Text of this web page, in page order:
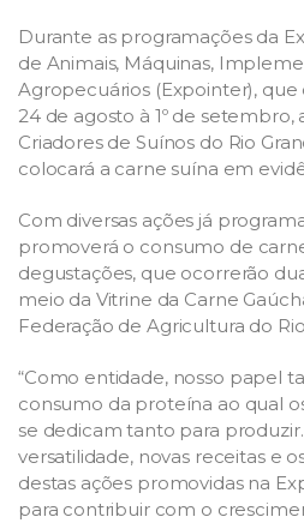
Durante as programações da
de Animais, Máquinas,
Agropecuários (Expointer),
24 de agosto à 1º de setembro,
Criadores de Suínos do Rio
colocará a carne suína em
Com diversas ações já
promoverá o consumo de
degustações, que ocorrerão
meio da Vitrine da Carne
Federação de Agricultura do
“Como entidade, nosso papel
consumo da proteína ao qual
se dedicam tanto para
versatilidade, novas receitas e
destas ações promovidas na
para contribuir com o